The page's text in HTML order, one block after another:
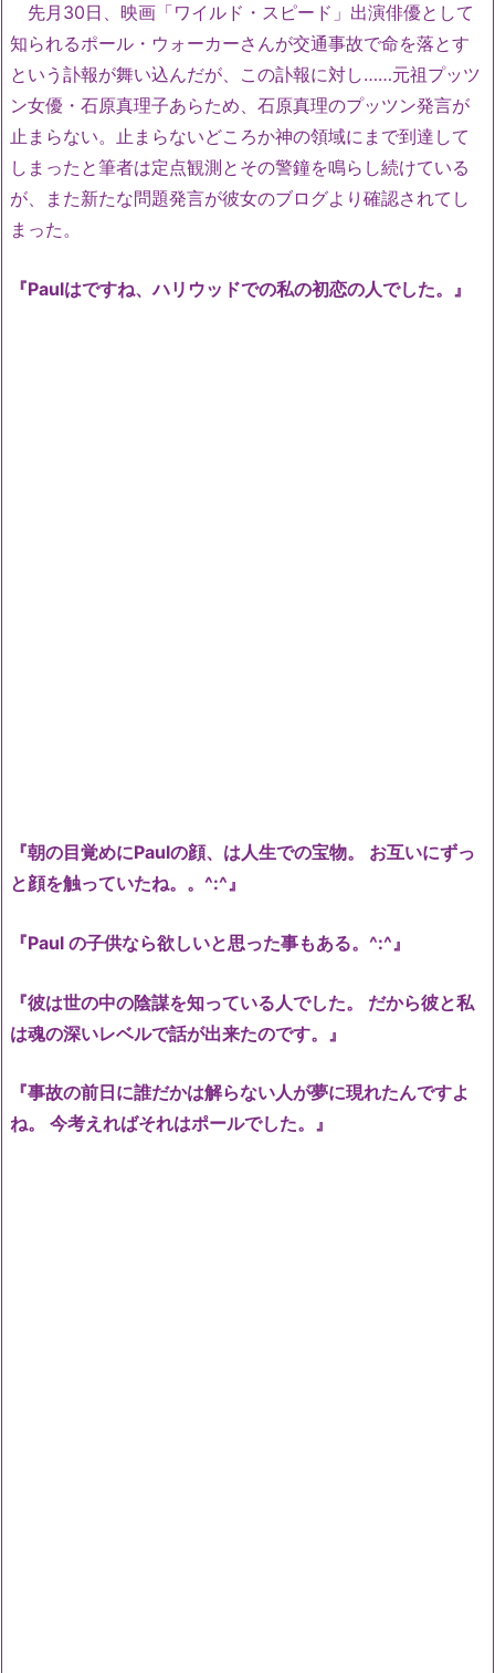
先月30日、映画「ワイルド・スピード」出演俳優として
知られるポール・ウォーカーさんが交通事故で命を落とす
という訃報が舞い込んだが、この訃報に対し……元祖プッツ
ン女優・石原真理子あらため、石原真理のプッツン発言が
止まらない。止まらないどころか神の領域にまで到達して
しまったと筆者は定点観測とその警鐘を鳴らし続けている
が、また新たな問題発言が彼女のブログより確認されてし
まった。
『Paulはですね、ハリウッドでの私の初恋の人でした。』
『朝の目覚めにPaulの顔、は人生での宝物。 お互いにずっ
と顔を触っていたね。。^:^』
『Paul の子供なら欲しいと思った事もある。^:^』
『彼は世の中の陰謀を知っている人でした。 だから彼と私
は魂の深いレベルで話が出来たのです。』
『事故の前日に誰だかは解らない人が夢に現れたんですよ
ね。 今考えればそれはポールでした。』